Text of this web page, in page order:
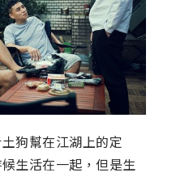
狗幫在江湖上的定
生活在一起，但是生